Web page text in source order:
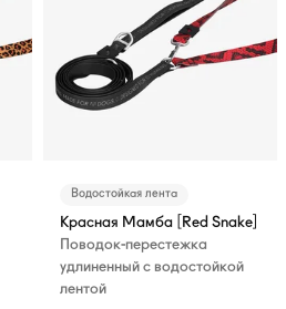
Водостойкая лента
Красная Мамба [Red Snake]
Поводок-перестежка
удлиненный с водостойкой
лентой